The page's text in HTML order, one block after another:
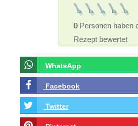
0 Personen haben
Rezept bewertet
WhatsApp
Facebook
Twitter